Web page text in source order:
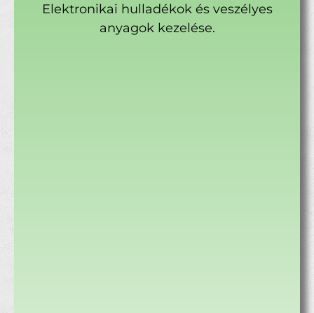
Elektronikai hulladékok és veszélyes
anyagok kezelése.